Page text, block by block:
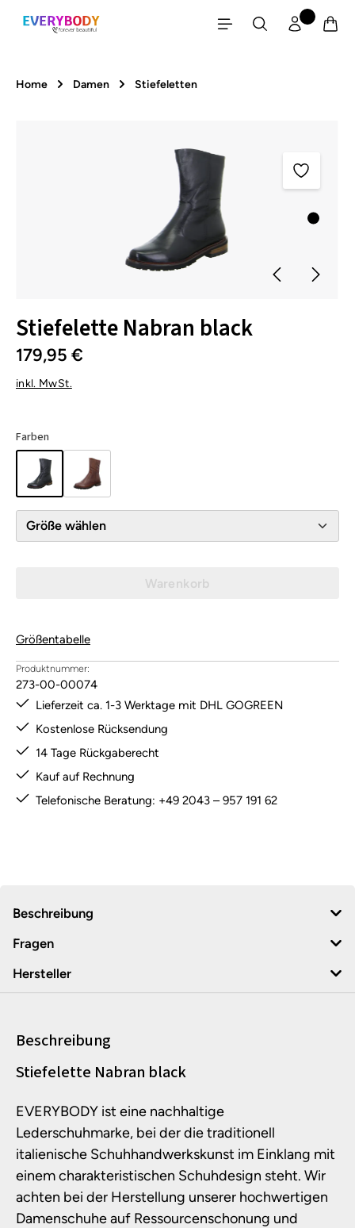
Zum Hauptinhalt springen
Home Damen Stiefeletten
Stiefelette Nabran black
179,95 €
inkl. MwSt.
Farben
Größe wählen
Warenkorb
Größentabelle
Produktnummer:
273-00-00074
Lieferzeit ca. 1-3 Werktage mit DHL GOGREEN
Kostenlose Rücksendung
14 Tage Rückgaberecht
Kauf auf Rechnung
Telefonische Beratung: +49 2043 – 957 191 62
Beschreibung
Fragen
Hersteller
Beschreibung
Produktinformationen
Stiefelette Nabran black
EVERYBODY ist eine nachhaltige
Lederschuhmarke, bei der die traditionell
italienische Schuhhandwerkskunst im Einklang mit
einem charakteristischen Schuhdesign steht. Wir
achten bei der Herstellung unserer hochwertigen
Damenschuhe auf Ressourcenschonung und